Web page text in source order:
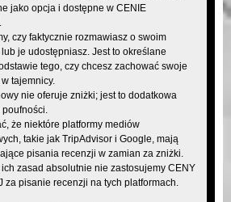
jako opcja i dostępne w CENIE
czy faktycznie rozmawiasz o swoim
je udostępniasz. Jest to określane
tego, czy chcesz zachować swoje
tajemnicy.
nie oferuje zniżki; jest to dodatkowa
że niektóre platformy mediów
takie jak TripAdvisor i Google, mają
pisania recenzji w zamian za zniżki.
zasad absolutnie nie zastosujemy CENY
za pisanie recenzji na tych platformach.